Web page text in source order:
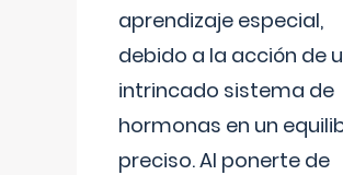
aprendizaje especial,
debido a la acción de
intrincado sistema de
hormonas en un
preciso. Al ponerte de